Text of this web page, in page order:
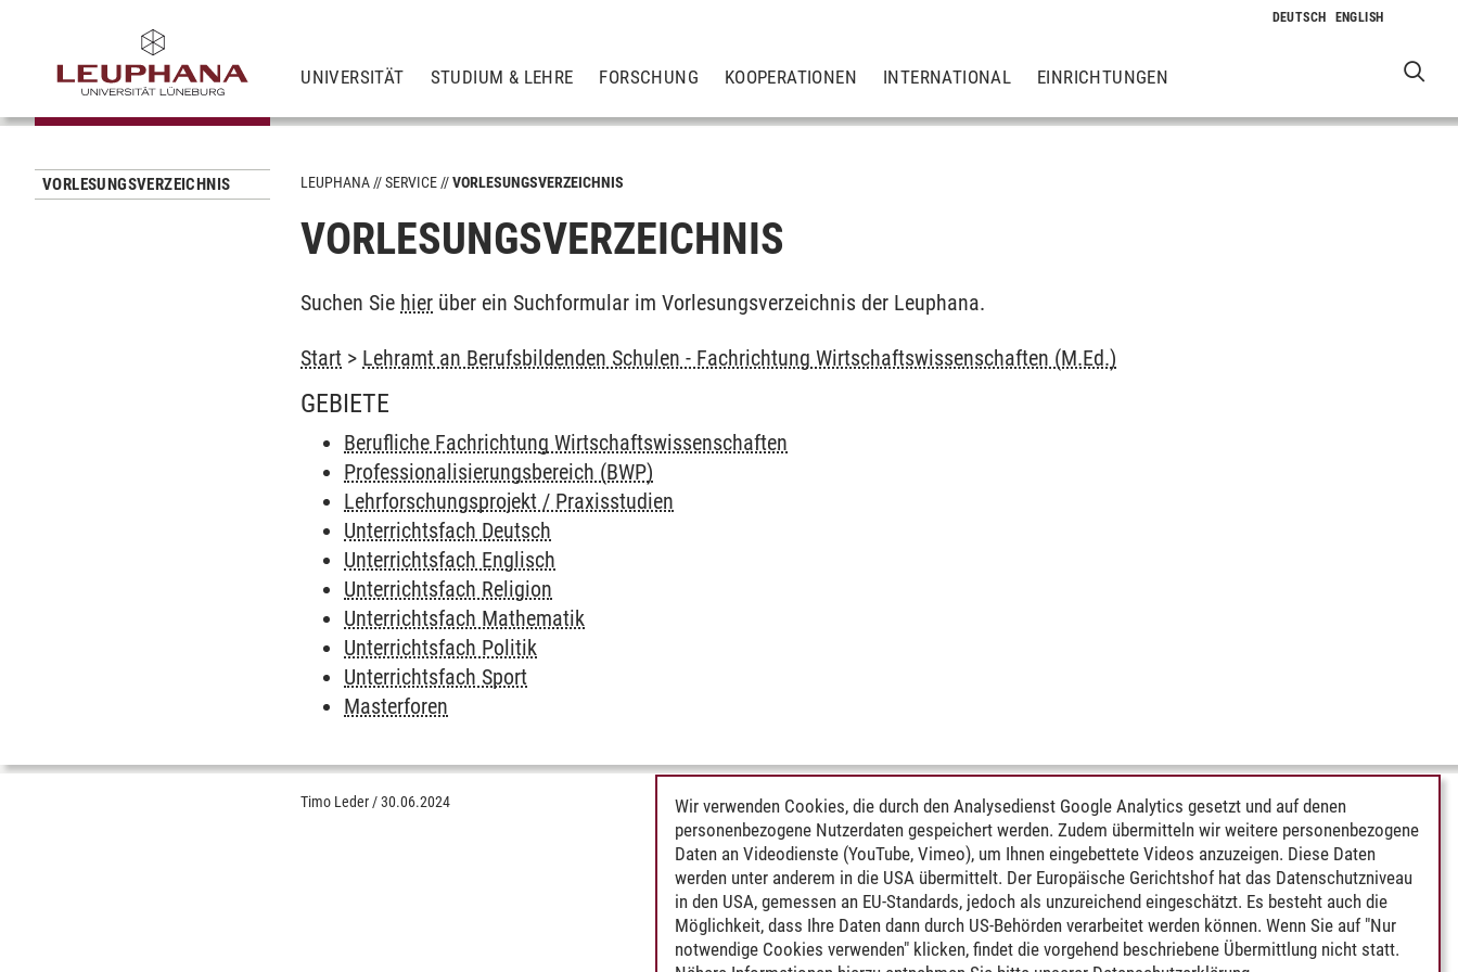
UNIVERSITÄT STUDIUM & LEHRE FORSCHUNG KOOPERATIONEN INTERNATIONAL EINRICHTUNGEN
VORLESUNGSVERZEICHNIS LEUPHANA SERVICE VORLESUNGSVERZEICHNIS
VORLESUNGSVERZEICHNIS
Suchen Sie hier über ein Suchformular im Vorlesungsverzeichnis der Leuphana.
Start > Lehramt an Berufsbildenden Schulen - Fachrichtung Wirtschaftswissenschaften (M.Ed.)
GEBIETE
Berufliche Fachrichtung Wirtschaftswissenschaften
Professionalisierungsbereich (BWP)
Lehrforschungsprojekt / Praxisstudien
Unterrichtsfach Deutsch
Unterrichtsfach Englisch
Unterrichtsfach Religion
Unterrichtsfach Mathematik
Unterrichtsfach Politik
Unterrichtsfach Sport
Masterforen
Timo Leder /30.06.2024
Wir verwenden Cookies, die durch den Analysedienst Google Analytics gesetzt und auf denen
personenbezogene Nutzerdaten gespeichert werden. Zudem übermitteln wir weitere personenbezogene
Daten an Videodienste (YouTube, Vimeo), um Ihnen eingebettete Videos anzuzeigen. Diese Daten
werden unter anderem in die USA übermittelt. Der Europäische Gerichtshof hat das Datenschutzniveau
in den USA, gemessen an EU-Standards, jedoch als unzureichend eingeschätzt. Es besteht auch die
Möglichkeit, dass Ihre Daten dann durch US-Behörden verarbeitet werden können. Wenn Sie auf "Nur
notwendige Cookies verwenden" klicken, findet die vorgehend beschriebene Übermittlung nicht statt.